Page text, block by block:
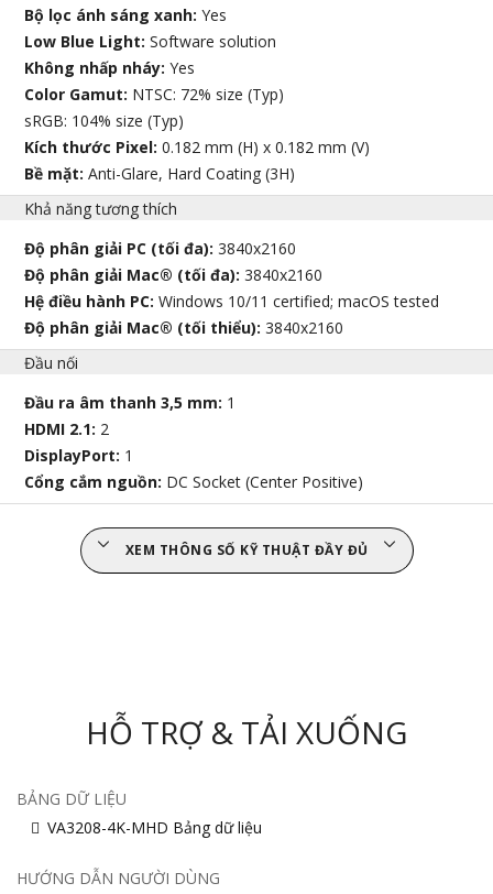
Bộ lọc ánh sáng xanh:Yes
Low Blue Light:Software solution
Không nhấp nháy:Yes
Color Gamut: NTSC: 72% size (Typ)
sRGB: 104% size (Typ)
Kích thước Pixel:0.182 mm (H) x 0.182 mm (V)
Bề mặt:Anti-Glare, Hard Coating (3H)
Khả năng tương thích
Độ phân giải PC (tối đa):3840x2160
Độ phân giải Mac® (tối đa):3840x2160
Hệ điều hành PC:Windows 10/11 certified; macOS tested
Độ phân giải Mac® (tối thiểu):3840x2160
Đầu nối
Đầu ra âm thanh 3,5 mm: 1
HDMI 2.1: 2
DisplayPort: 1
Cổng cắm nguồn: DC Socket (Center Positive)
XEM THÔNG SỐ KỸ THUẬT ĐẦY ĐỦ
HỖ TRỢ & TẢI XUỐNG
BẢNG DỮ LIỆU
VA3208-4K-MHD Bảng dữ liệu
HƯỚNG DẪN NGƯỜI DÙNG